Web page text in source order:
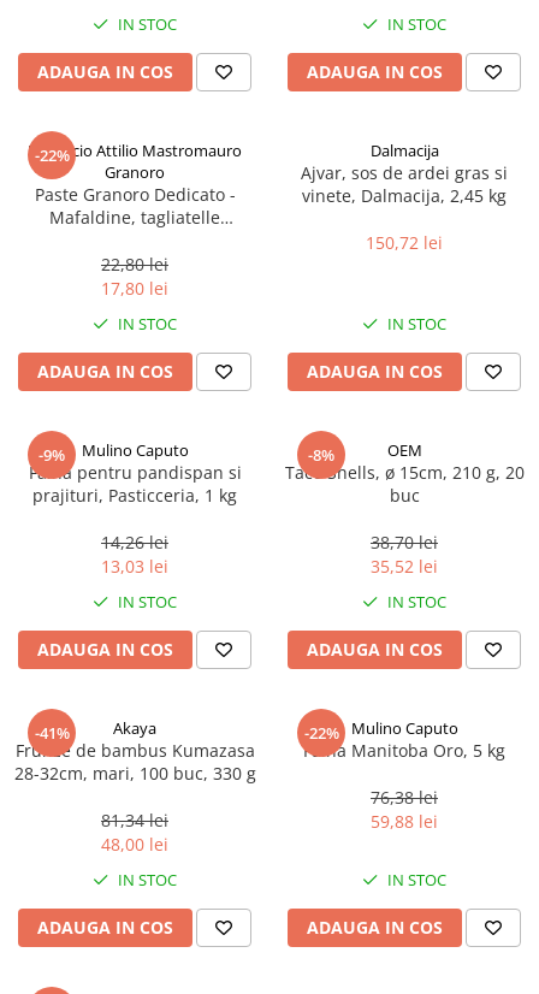
Spania / Cipru / Africa
Sare de mare din Oceanele Pacific
Sare de mare naturala din
Portugalia
Sare de roca
Sare marina
Specialitati din ulei
Terine si placinte
Uleiuri Premium
Uleiuri speciale/presate la rece
Ulei de masline extravirgin
Ulei Gegenbauer
Ulei Huilerie Beaujolaise
Ulei Wiberg Gastro
Prajitore paine
Gratare
Cesti, boluri, vesela
IN STOC
ADAUGA IN COS
IN STOC
ADAUGA IN COS
-22%
Pastificio Attilio Mastromauro
Granoro
Paste Granoro Dedicato -
Mafaldine, tagliatelle
22,80 lei
17,80 lei
IN STOC
ADAUGA IN COS
Dalmacija
Ajvar, sos de ardei gras si
vinete, Dalmacija, 2,45 kg
150,72 lei
IN STOC
ADAUGA IN COS
-9% Mulino Caputo
Faina pentru pandispan si
prajituri, Pasticceria, 1 kg
14,26 lei
13,03 lei
IN STOC
ADAUGA IN COS
-8% OEM
Taco Shells, ø 15cm, 210 g, 20
buc
38,70 lei
35,52 lei
IN STOC
ADAUGA IN COS
-41% Akaya
Frunze de bambus Kumazasa
28-32cm, mari, 100 buc, 330 g
81,34 lei
48,00 lei
IN STOC
ADAUGA IN COS
-22% Mulino Caputo
Faina Manitoba Oro, 5 kg
76,38 lei
59,88 lei
IN STOC
ADAUGA IN COS